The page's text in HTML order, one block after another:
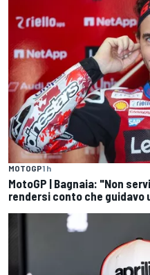
MOTOGP1 h
MotoGP | Bagnaia: "Non
rendersi conto che guidavo